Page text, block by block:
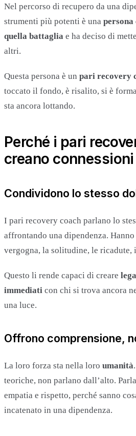
Nel percorso di recupero da una
strumenti più potenti è una persona
quella battaglia e ha deciso di
altri.
Questa persona è un pari recovery
toccato il fondo, è risalito, si è
sta ancora lottando.
Perché i pari
creano
Condividono lo stesso
I pari recovery coach parlano lo
affrontando una dipendenza.
vergogna, la solitudine, le ricadute,
Questo li rende capaci di creare
immediati con chi si trova ancora
una luce.
Offrono comprensione,
La loro forza sta nella loro umanità
teoriche, non parlano dall’alto.
empatia e rispetto, perché sanno
incatenato in una dipendenza.